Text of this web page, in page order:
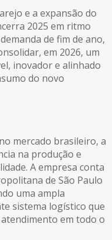
e a expansão do
2025 em ritmo
de fim de ano,
em 2026, um
inovador e alinhado
do novo
mercado brasileiro, a
na produção e
A empresa conta
de São Paulo
uma ampla
sistema logístico que
em todo o